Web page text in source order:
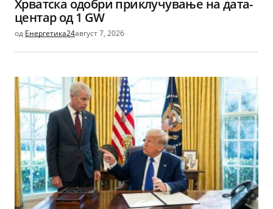
Хрватска одобри приклучување на дата-
центар од 1 GW
од Енергетика24август 7, 2026